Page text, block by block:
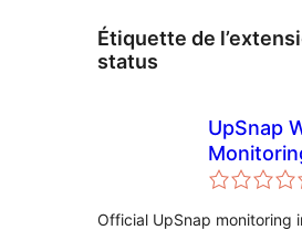
Étiquette de
status
UpSnap
Uptime
Official UpSnap monitoring